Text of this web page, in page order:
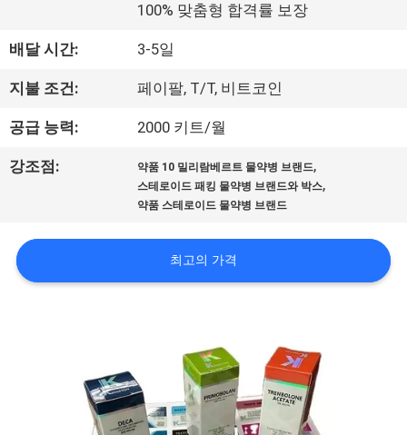
장
여
행
질
관
100% 맞춤형 합격률 보장
배달 시간: 3-5일
지불 조건: 페이팔, T/T, 비트코인
공급 능력: 2000 키트/월
강조점: 약품 10 밀리람베르트 물약병 브랜드,
스테로이드 패킹 물약병 브랜드와 박스,
약품 스테로이드 물약병 브랜드
최고의 가격